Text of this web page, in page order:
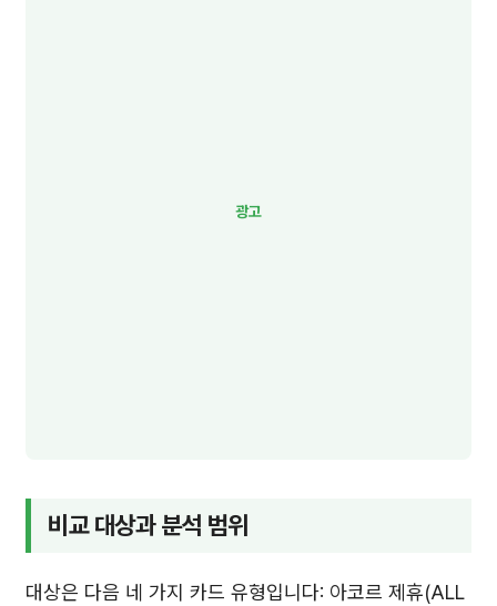
비교 대상과 분석 범위
대상은 다음 네 가지 카드 유형입니다: 아코르 제휴(ALL